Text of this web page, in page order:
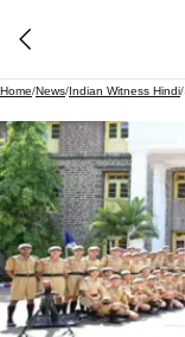
Home/News/Indian Witness Hindi/